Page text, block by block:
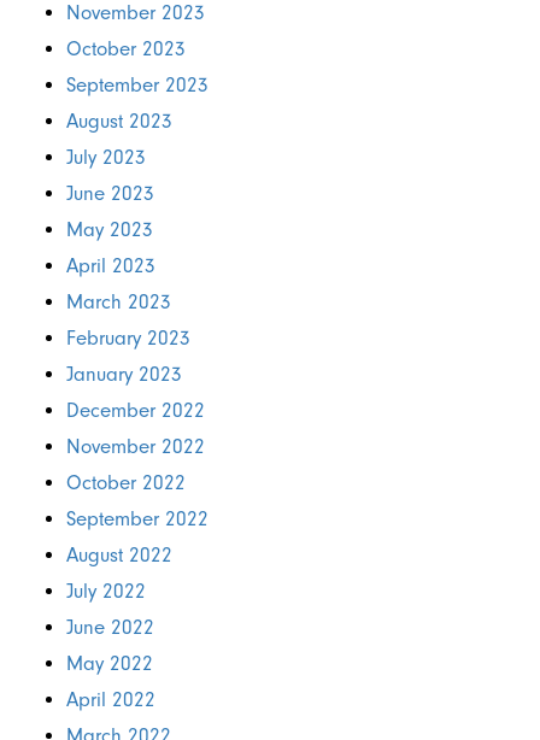
November 2023
October 2023
September 2023
August 2023
July 2023
June 2023
May 2023
April 2023
March 2023
February 2023
January 2023
December 2022
November 2022
October 2022
September 2022
August 2022
July 2022
June 2022
May 2022
April 2022